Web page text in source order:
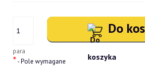
para
Do
* - Pole wymagane